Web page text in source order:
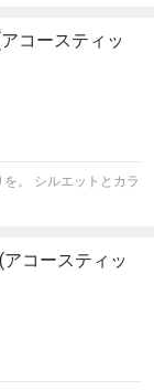
コースティッ
。 シルエットとカラ
アコースティッ